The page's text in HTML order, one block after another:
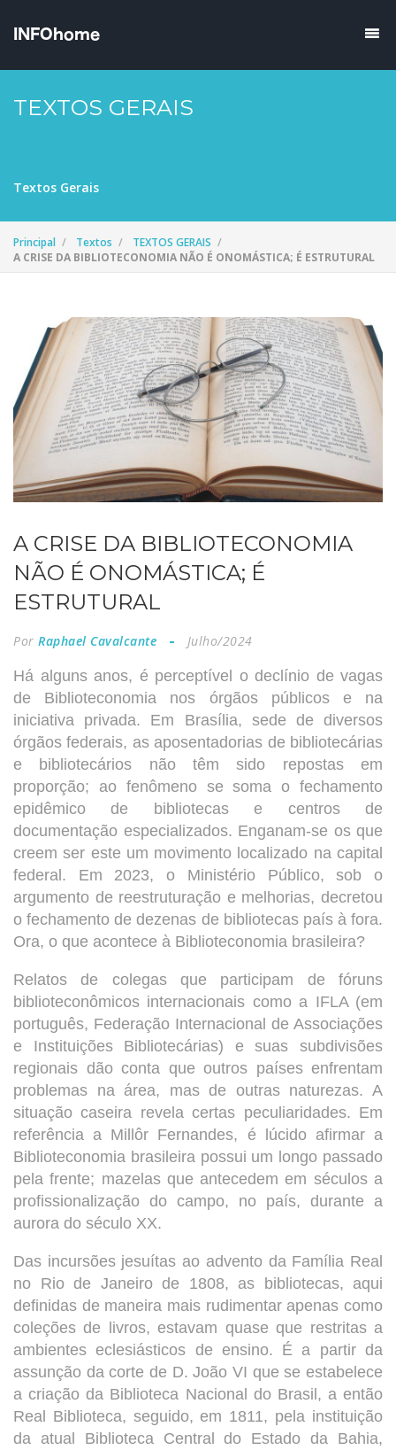
TEXTOS GERAIS
Textos Gerais
Principal Textos
TEXTOS GERAIS
A CRISE DA BIBLIOTECONOMIA NÃO É ONOMÁSTICA; É ESTRUTURAL
A CRISE DA BIBLIOTECONOMIA
NÃO É ONOMÁSTICA; É
ESTRUTURAL
Por Raphael Cavalcante Julho/2024
Há alguns anos, é perceptível o declínio de vagas
de Biblioteconomia nos órgãos públicos e na
iniciativa privada. Em Brasília, sede de diversos
órgãos federais, as aposentadorias de bibliotecárias
e bibliotecários não têm sido repostas em
proporção; ao fenômeno se soma o fechamento
epidêmico de bibliotecas e centros de
documentação especializados. Enganam-se os que
creem ser este um movimento localizado na capital
federal. Em 2023, o Ministério Público, sob o
argumento de reestruturação e melhorias, decretou
o fechamento de dezenas de bibliotecas país à fora.
Ora, o que acontece à Biblioteconomia brasileira?
Relatos de colegas que participam de fóruns
biblioteconômicos internacionais como a IFLA (em
português, Federação Internacional de Associações
e Instituições Bibliotecárias) e suas subdivisões
regionais dão conta que outros países enfrentam
problemas na área, mas de outras naturezas. A
situação caseira revela certas peculiaridades. Em
referência a Millôr Fernandes, é lúcido afirmar a
Biblioteconomia brasileira possui um longo passado
pela frente; mazelas que antecedem em séculos a
profissionalização do campo, no país, durante a
aurora do século XX.
Das incursões jesuítas ao advento da Família Real
no Rio de Janeiro de 1808, as bibliotecas, aqui
definidas de maneira mais rudimentar apenas como
coleções de livros, estavam quase que restritas a
ambientes eclesiásticos de ensino. É a partir da
assunção da corte de D. João VI que se estabelece
a criação da Biblioteca Nacional do Brasil, a então
Real Biblioteca, seguido, em 1811, pela instituição
da atual Biblioteca Central do Estado da Bahia,